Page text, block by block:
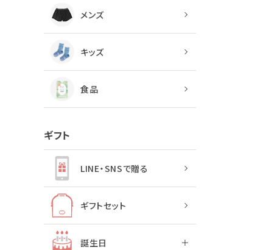
メンズ
キッズ
食品
ギフト
LINE・SNSで贈る
ギフトセット
誕生日